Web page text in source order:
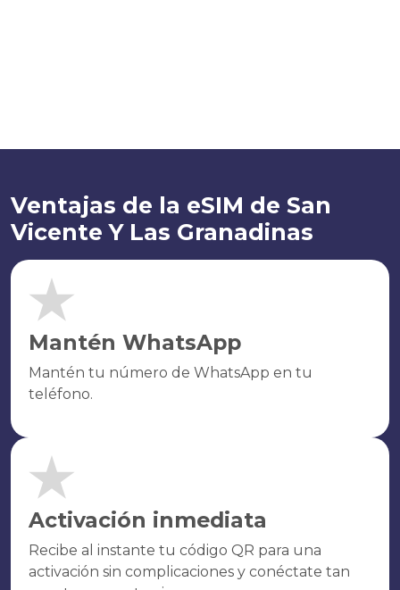
Ventajas de la eSIM de San
Vicente Y Las Granadinas
Mantén WhatsApp
Mantén tu número de WhatsApp en tu
teléfono.
Activación inmediata
Recibe al instante tu código QR para una
activación sin complicaciones y conéctate tan